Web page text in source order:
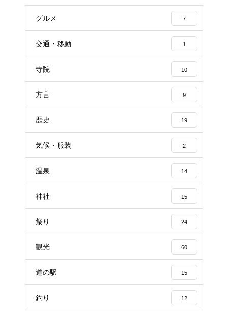
グルメ 7
交通・移動 1
寺院 10
方言 9
歴史 19
気候・服装 2
温泉 14
神社 15
祭り 24
観光 60
道の駅 15
釣り 12